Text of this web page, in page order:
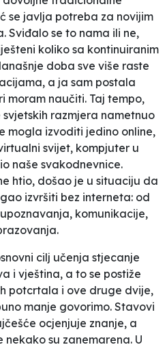
se javlja potreba za novijim
Sviđalo se to nama ili ne,
koliko sa kontinuiranim
doba sve više raste
a ja sam postala
moram naučiti. Taj tempo,
razmjera nametnuo
mogla izvoditi jedino online,
svijet, kompjuter u
naše svakodnevnice.
htio, došao je u situaciju da
izvršiti bez interneta: od
komunikacije,
cilj učenja stjecanje
i vještina, a to se postiže
potcrtala i ove druge dvije,
manje govorimo. Stavovi
ocjenjuje znanje, a
su zanemarena. U